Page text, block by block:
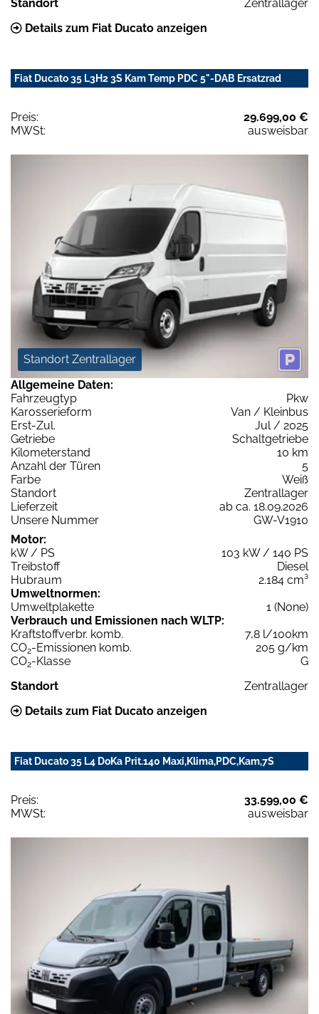
Standort
Zentrallager
Details zum Fiat Ducato anzeigen
Fiat Ducato 35 L3H2 3S Kam Temp PDC 5"-DAB Ersatzrad
Preis:
29.699,00 €
MWSt:
ausweisbar
Standort Zentrallager
Allgemeine Daten:
Fahrzeugtyp
Pkw
Karosserieform
Van / Kleinbus
Erst-Zul.
Jul / 2025
Getriebe
Schaltgetriebe
Kilometerstand
10 km
Anzahl der Türen
5
Farbe
Weiß
Standort
Zentrallager
Lieferzeit
ab ca. 18.09.2026
Unsere Nummer
GW-V1910
Motor:
kW / PS
103 kW / 140 PS
Treibstoff
Diesel
Hubraum
2.184 cm³
Umweltnormen:
Umweltplakette
1 (None)
Verbrauch und Emissionen nach WLTP:
Kraftstoffverbr. komb.
7,8 l/100km
CO2-Emissionen komb.
205 g/km
CO2-Klasse
G
Standort
Zentrallager
Details zum Fiat Ducato anzeigen
Fiat Ducato 35 L4 DoKa Prit.140 Maxi,Klima,PDC,Kam,7S
Preis:
33.599,00 €
MWSt:
ausweisbar